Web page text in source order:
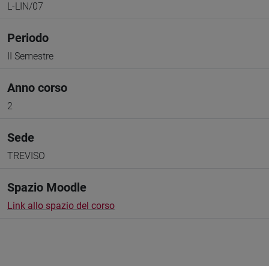
L-LIN/07
Periodo
II Semestre
Anno corso
2
Sede
TREVISO
Spazio Moodle
Link allo spazio del corso